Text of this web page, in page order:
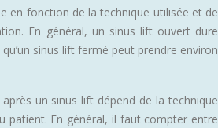
en fonction de la technique utilisée et de
En général, un sinus lift ouvert dure
sinus lift fermé peut prendre environ
un sinus lift dépend de la technique
patient. En général, il faut compter entre